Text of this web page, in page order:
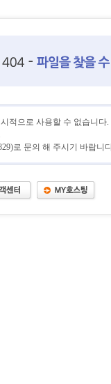
적으로 사용할 수 없습니다.
로 문의 해 주시기 바랍니